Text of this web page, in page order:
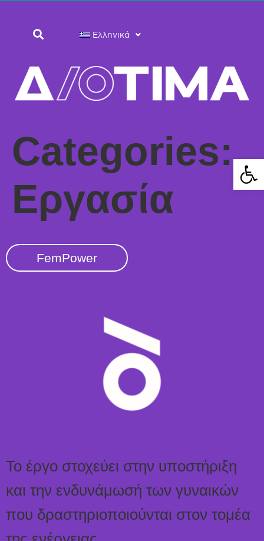
Ελληνικά
Categories:
Εργασία
FemPower
Το έργο στοχεύει στην υποστήριξη
και την ενδυνάμωσή των γυναικών
που δραστηριοποιούνται στον τομέα